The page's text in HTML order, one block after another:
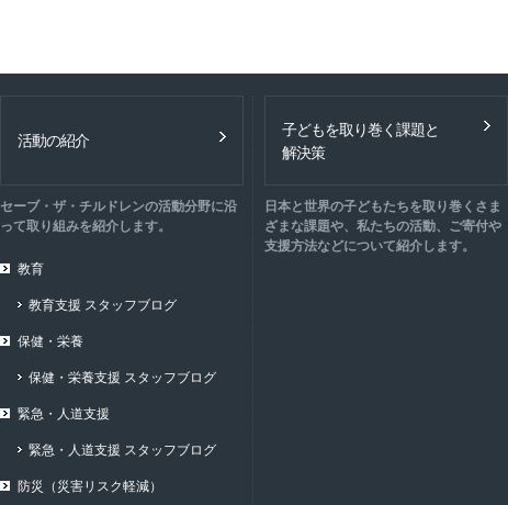
活動の紹介
セーブ・ザ・チルドレンの活動分野に沿
って取り組みを紹介します。
教育
教育支援 スタッフブログ
保健・栄養
保健・栄養支援 スタッフブログ
緊急・人道支援
緊急・人道支援 スタッフブログ
防災（災害リスク軽減）
子どもを取り巻く課題と
解決策
日本と世界の子どもたちを取り巻くさま
ざまな課題や、私たちの活動、ご寄付や
支援方法などについて紹介します。